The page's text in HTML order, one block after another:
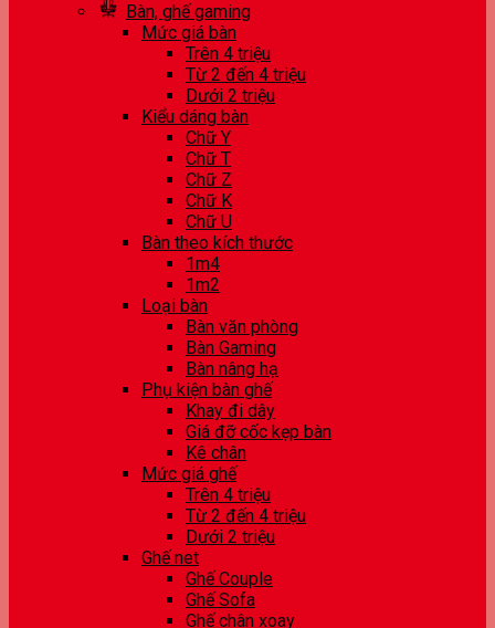
Bàn, ghế gaming
Mức giá bàn
Trên 4 triệu
Từ 2 đến 4 triệu
Dưới 2 triệu
Kiểu dáng bàn
Chữ Y
Chữ T
Chữ Z
Chữ K
Chữ U
Bàn theo kích thước
1m4
1m2
Loại bàn
Bàn văn phòng
Bàn Gaming
Bàn nâng hạ
Phụ kiện bàn ghế
Khay đi dây
Giá đỡ cốc kẹp bàn
Kê chân
Mức giá ghế
Trên 4 triệu
Từ 2 đến 4 triệu
Dưới 2 triệu
Ghế net
Ghế Couple
Ghế Sofa
Ghế chân xoay